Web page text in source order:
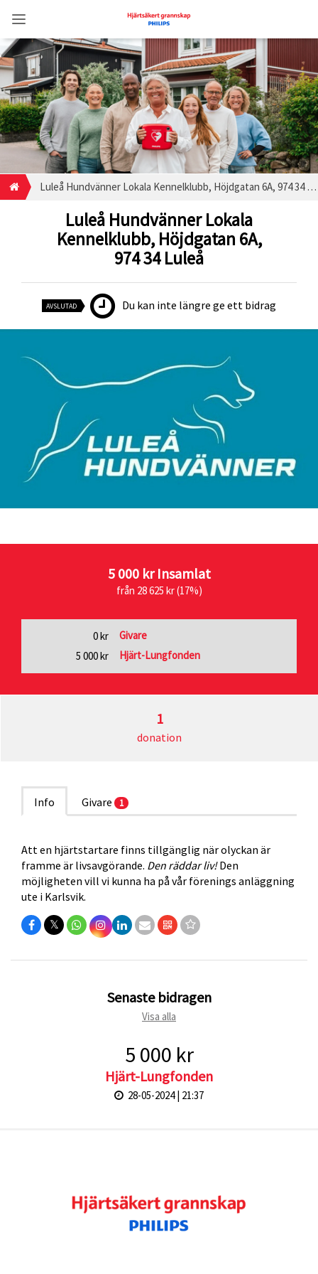
Luleå Hundvänner Lokala Kennelklubb, Höjdgatan 6A, 974 34 Luleå
Luleå Hundvänner Lokala
Kennelklubb, Höjdgatan 6A,
974 34 Luleå
AVSLUTAD Du kan inte längre ge ett bidrag
5 000 krInsamlat
från 28 625 kr (17%)
0 kr
Givare
5 000 kr
Hjärt-Lungfonden
1
donation
Info Givare 1
Att en hjärtstartare finns tillgänglig när olyckan är
framme är livsavgörande. Den räddar liv!Den
möjligheten vill vi kunna ha på vår förenings anläggning
ute i Karlsvik.
𝕏
Senaste bidragen
Visa alla
5 000 kr
Hjärt-Lungfonden
28-05-2024 | 21:37